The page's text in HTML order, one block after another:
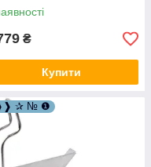
₴
Купити
✰ № ❶